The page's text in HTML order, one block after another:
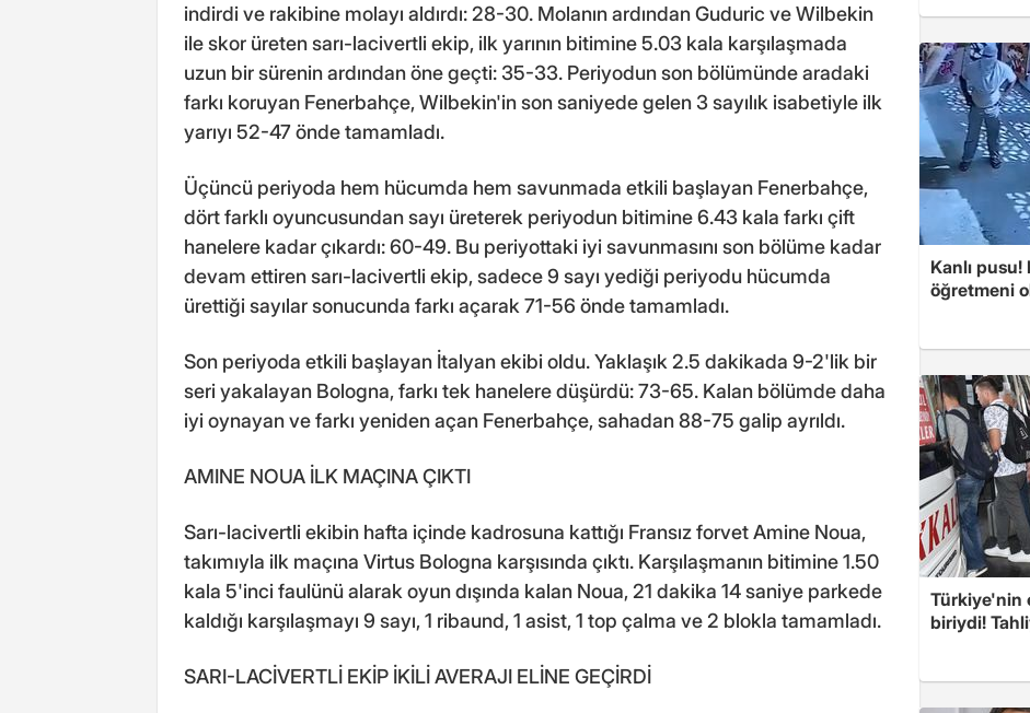
indirdi ve rakibine molayı aldırdı: 28-30. Molanın ardından Guduric ve Wilbekin
ile skor üreten sarı-lacivertli ekip, ilk yarının bitimine 5.03 kala karşılaşmada
uzun bir sürenin ardından öne geçti: 35-33. Periyodun son bölümünde aradaki
farkı koruyan Fenerbahçe, Wilbekin'in son saniyede gelen 3 sayılık isabetiyle ilk
yarıyı 52-47 önde tamamladı.
Üçüncü periyoda hem hücumda hem savunmada etkili başlayan Fenerbahçe,
dört farklı oyuncusundan sayı üreterek periyodun bitimine 6.43 kala farkı çift
hanelere kadar çıkardı: 60-49. Bu periyottaki iyi savunmasını son bölüme kadar
devam ettiren sarı-lacivertli ekip, sadece 9 sayı yediği periyodu hücumda
ürettiği sayılar sonucunda farkı açarak 71-56 önde tamamladı.
Son periyoda etkili başlayan İtalyan ekibi oldu. Yaklaşık 2.5 dakikada 9-2'lik bir
seri yakalayan Bologna, farkı tek hanelere düşürdü: 73-65. Kalan bölümde daha
iyi oynayan ve farkı yeniden açan Fenerbahçe, sahadan 88-75 galip ayrıldı.
AMINE NOUA İLK MAÇINA ÇIKTI
Sarı-lacivertli ekibin hafta içinde kadrosuna kattığı Fransız forvet Amine Noua,
takımıyla ilk maçına Virtus Bologna karşısında çıktı. Karşılaşmanın bitimine 1.50
kala 5'inci faulünü alarak oyun dışında kalan Noua, 21 dakika 14 saniye parkede
kaldığı karşılaşmayı 9 sayı, 1 ribaund, 1 asist, 1 top çalma ve 2 blokla tamamladı.
SARI-LACİVERTLİ EKİP İKİLİ AVERAJI ELİNE GEÇİRDİ
Kanlı
öğretmeni
Türkiye'nin
biriydi!